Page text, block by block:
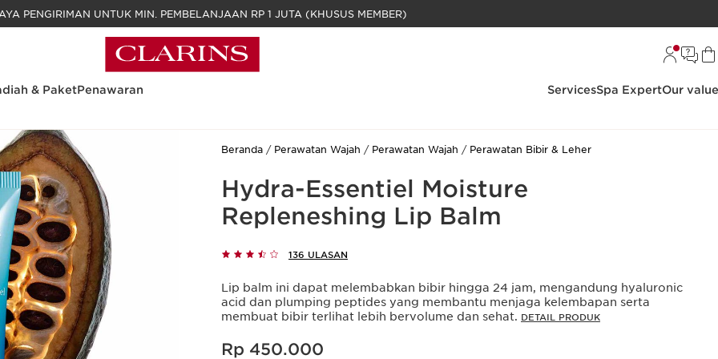
GRATIS BIAYA PENGIRIMAN UNTUK MIN. PEMBELANJAAN RP 1 JUTA (KHUSUS MEMBER)
& PaketPenawaran ServicesSpa ExpertOur
Beranda Perawatan Wajah Perawatan Wajah Perawatan Bibir & Leher
Hydra-Essentiel Moisture
Repleneshing Lip Balm
136 ULASAN
Lip balm ini dapat melembabkan bibir hingga 24 jam, mengandung hyaluronic
acid dan plumping peptides yang membantu menjaga kelembapan serta
membuat bibir terlihat lebih bervolume dan sehat. DETAIL PRODUK
Harga sekarang Rp 450.000
Rp 450.000